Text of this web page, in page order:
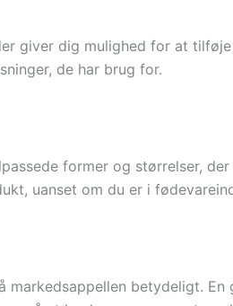
dig mulighed for at
de har brug for.
former og størrelser,
uanset om du er i
markedsappellen betydeligt.